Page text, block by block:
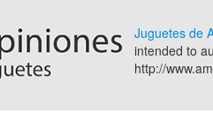
Juguetes de
intended to
http://